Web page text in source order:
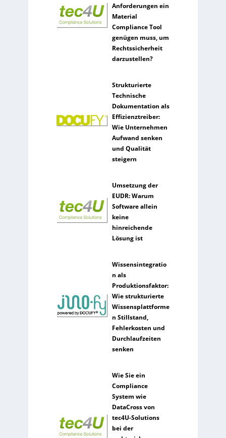
Anforderungen ein
Material
Compliance Tool
genügen muss, um
Rechtssicherheit
darzustellen?
Strukturierte
Technische
Dokumentation als
Effizienztreiber:
Wie Unternehmen
Aufwand senken
und Qualität
steigern
Umsetzung der
EUDR: Warum
Software allein
keine
hinreichende
Lösung ist
Wissensintegratio
n als
Produktionsfaktor:
Wie strukturierte
Wissensplattforme
n Stillstand,
Fehlerkosten und
Durchlaufzeiten
senken
Wie Sie ein
Compliance
System wie
DataCross von
tec4U-Solutions
bei der